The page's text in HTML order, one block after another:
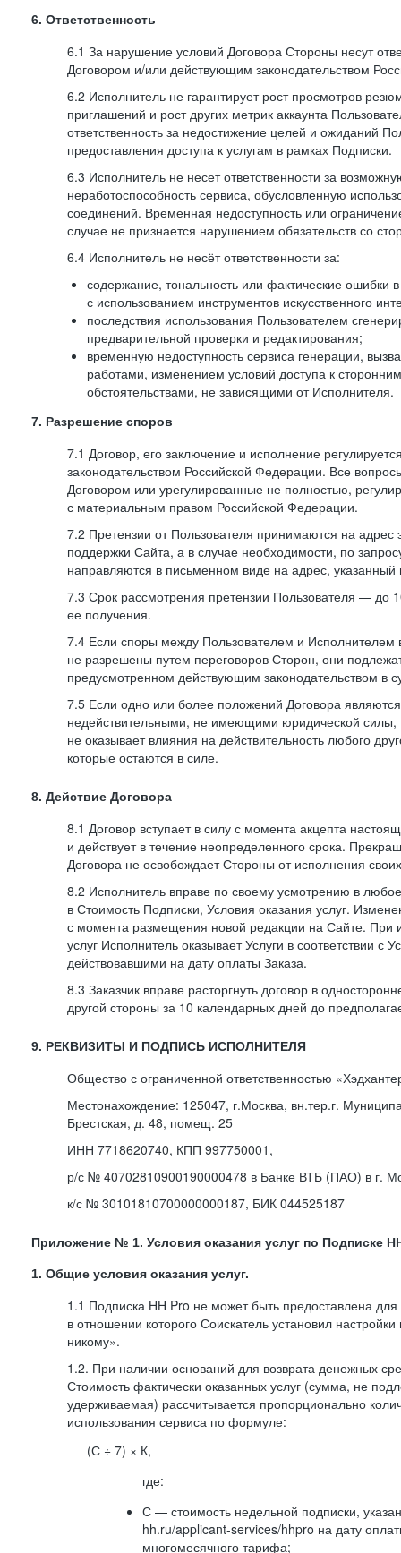
6. Ответственность
6.1 За нарушение условий Договора Стороны несут
Договором и/или действующим законодательством
6.2 Исполнитель не гарантирует рост просмотров
приглашений и рост других метрик аккаунта
ответственность за недостижение целей и ожиданий
предоставления доступа к услугам в рамках Подписки.
6.3 Исполнитель не несет ответственности за
неработоспособность сервиса, обусловленную
соединений. Временная недоступность или
случае не признается нарушением обязательств со
6.4 Исполнитель не несёт ответственности за:
содержание, тональность или фактические ошибки
с использованием инструментов искусственного
последствия использования Пользователем
предварительной проверки и редактирования;
временную недоступность сервиса генерации,
работами, изменением условий доступа к
обстоятельствами, не зависящими от Исполнителя.
7. Разрешение споров
7.1 Договор, его заключение и исполнение
законодательством Российской Федерации. Все
Договором или урегулированные не полностью,
с материальным правом Российской Федерации.
7.2 Претензии от Пользователя принимаются на
поддержки Сайта, а в случае необходимости, по
направляются в письменном виде на адрес,
7.3 Срок рассмотрения претензии Пользователя — до
ее получения.
7.4 Если споры между Пользователем и Исполнителем
не разрешены путем переговоров Сторон, они
предусмотренном действующим законодательством в
7.5 Если одно или более положений Договора
недействительными, не имеющими юридической силы,
не оказывает влияния на действительность любого
которые остаются в силе.
8. Действие Договора
8.1 Договор вступает в силу с момента акцепта
и действует в течение неопределенного срока.
Договора не освобождает Стороны от исполнения
8.2 Исполнитель вправе по своему усмотрению в
в Стоимость Подписки, Условия оказания услуг.
с момента размещения новой редакции на Сайте. При
услуг Исполнитель оказывает Услуги в соответствии с
действовавшими на дату оплаты Заказа.
8.3 Заказчик вправе расторгнуть договор в
другой стороны за 10 календарных дней до
9. РЕКВИЗИТЫ И ПОДПИСЬ ИСПОЛНИТЕЛЯ
Общество с ограниченной ответственностью
Местонахождение: 125047, г.Москва, вн.тер.г.
Брестская, д. 48, помещ. 25
ИНН 7718620740, КПП 997750001,
р/с № 40702810900190000478 в Банке ВТБ (ПАО) в г.
к/с № 30101810700000000187, БИК 044525187
Приложение № 1. Условия оказания услуг по Подписке
1. Общие условия оказания услуг.
1.1 Подписка HH Pro не может быть предоставлена
в отношении которого Соискатель установил
никому».
1.2. При наличии оснований для возврата денежных
Стоимость фактически оказанных услуг (сумма, не
удерживаемая) рассчитывается пропорционально
использования сервиса по формуле:
(С ÷ 7) × К,
где:
С — стоимость недельной подписки,
hh.ru/applicant-services/hhpro на дату
многомесячного тарифа;